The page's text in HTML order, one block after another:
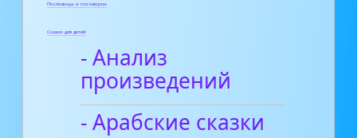
Пословицы и поговорки
Сказки для детей
- Анализ
произведений
- Арабские сказки